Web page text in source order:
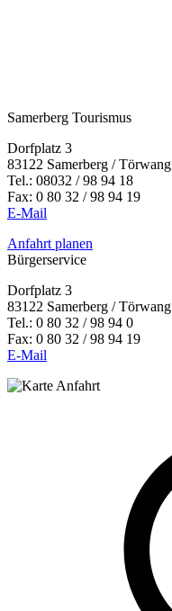
Samerberg Tourismus
Dorfplatz 3
83122 Samerberg / Törwang
Tel.: 08032 / 98 94 18
Fax: 0 80 32 / 98 94 19
E-Mail
Anfahrt planen
Bürgerservice
Dorfplatz 3
83122 Samerberg / Törwang
Tel.: 0 80 32 / 98 94 0
Fax: 0 80 32 / 98 94 19
E-Mail